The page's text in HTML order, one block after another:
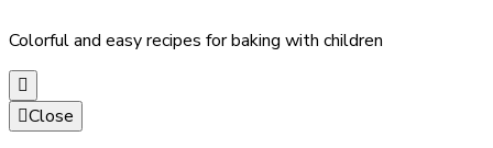
Colorful and easy recipes for baking with children
Close